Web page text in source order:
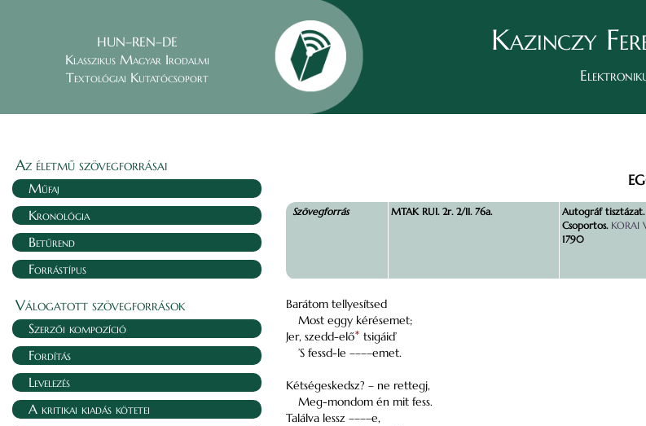
HUN–REN–DE
Klasszikus Magyar Irodalmi
Textológiai Kutatócsoport
Kazinczy
Az életmű szövegforrásai
Műfaj
Kronológia
Betűrend
Forrástípus
Válogatott szövegforrások
Szerzői kompozíció
Fordítás
Levelezés
A kritikai kiadás kötetei
Szövegforrás MTAK RUI. 2r. 2/II. 76a.
Autográf tisztázat.
Csoportos. KORAI
1790
Barátom tellyesítsed
Most eggy kérésemet;
Jer, szedd-elő* tsigáid’
’S fessd-le ––––emet.
Kétségeskedsz? – ne rettegj,
Meg-mondom én mit fess.
Találva lessz ––––e,